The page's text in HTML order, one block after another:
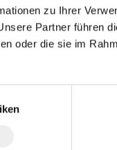
zu Ihrer
Partner führen
oder die sie im
möglich.